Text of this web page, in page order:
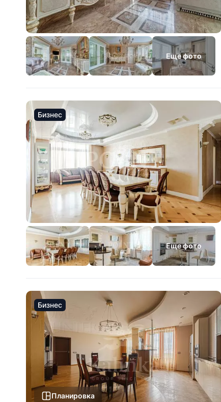
Еще фото
Бизнес
Еще фото
Бизнес
Планировка